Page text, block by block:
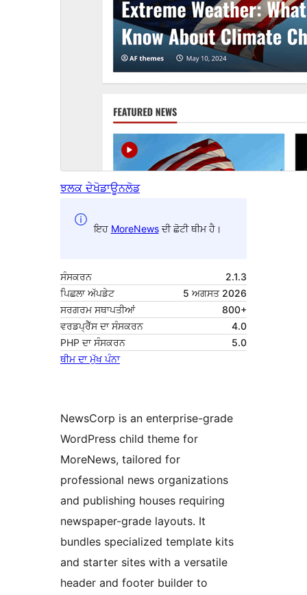
ਝਲਕ ਦੇਖੋਡਾਊਨਲੋਡ
ਇਹ MoreNewsਦੀ ਛੋਟੀ ਥੀਮ ਹੈ।
ਸੰਸਕਰਨ
2.1.3
ਪਿਛਲਾ ਅੱਪਡੇਟ
5 ਅਗਸਤ 2026
ਸਰਗਰਮ ਸਥਾਪਤੀਆਂ
800+
ਵਰਡਪ੍ਰੈੱਸ ਦਾ ਸੰਸਕਰਨ
4.0
PHP ਦਾ ਸੰਸਕਰਨ
5.0
ਥੀਮ ਦਾ ਮੁੱਖ ਪੰਨਾ
NewsCorp is an enterprise-grade
WordPress child theme for
MoreNews, tailored for
professional news organizations
and publishing houses requiring
newspaper-grade layouts. It
bundles specialized template kits
and starter sites with a versatile
header and footer builder to